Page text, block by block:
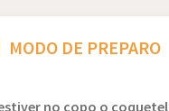
MODO DE PREPARO